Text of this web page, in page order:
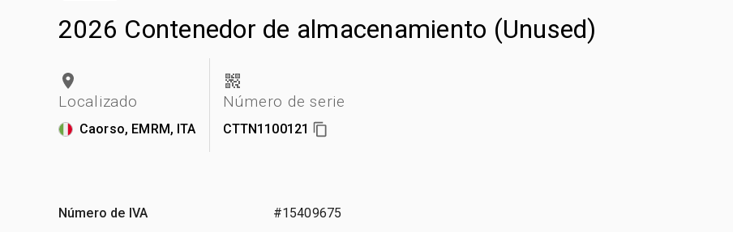
2026 Contenedor de almacenamiento (Unused)
Localizado
Caorso, EMRM, ITA
Número de serie
CTTN1100121
Número de IVA #15409675